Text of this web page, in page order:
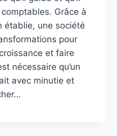
Grâce à
établie, une société
pour
et faire
nécessaire qu’un
avec minutie et